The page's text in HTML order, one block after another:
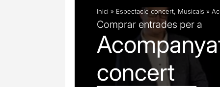
Inici » Espectacle concert, Musicals »
Comprar entrades per a
concert